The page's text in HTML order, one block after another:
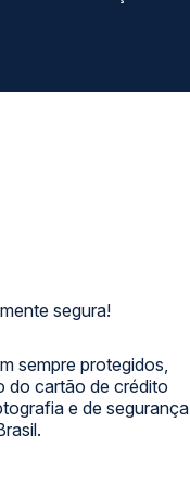
segura!
sempre protegidos,
do cartão de crédito
e de segurança